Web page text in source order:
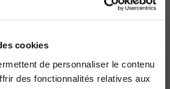
cookies
de personnaliser le contenu
des fonctionnalités relatives aux